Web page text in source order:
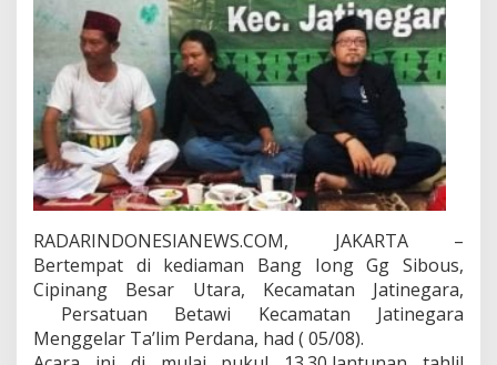
a
t
a
n
t
i
n
e
g
a
a
RADARINDONESIANEWS.COM, JAKARTA –
Bertempat di kediaman Bang Iong Gg Sibous,
Cipinang Besar Utara, Kecamatan Jatinegara,
Persatuan Betawi Kecamatan Jatinegara
Menggelar Ta’lim Perdana, had ( 05/08).